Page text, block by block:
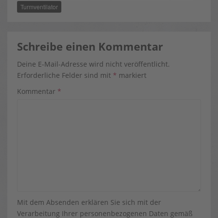
Turmventilator
Schreibe einen Kommentar
Deine E-Mail-Adresse wird nicht veröffentlicht.
Erforderliche Felder sind mit * markiert
Kommentar *
Mit dem Absenden erklären Sie sich mit der
Verarbeitung Ihrer personenbezogenen Daten gemäß